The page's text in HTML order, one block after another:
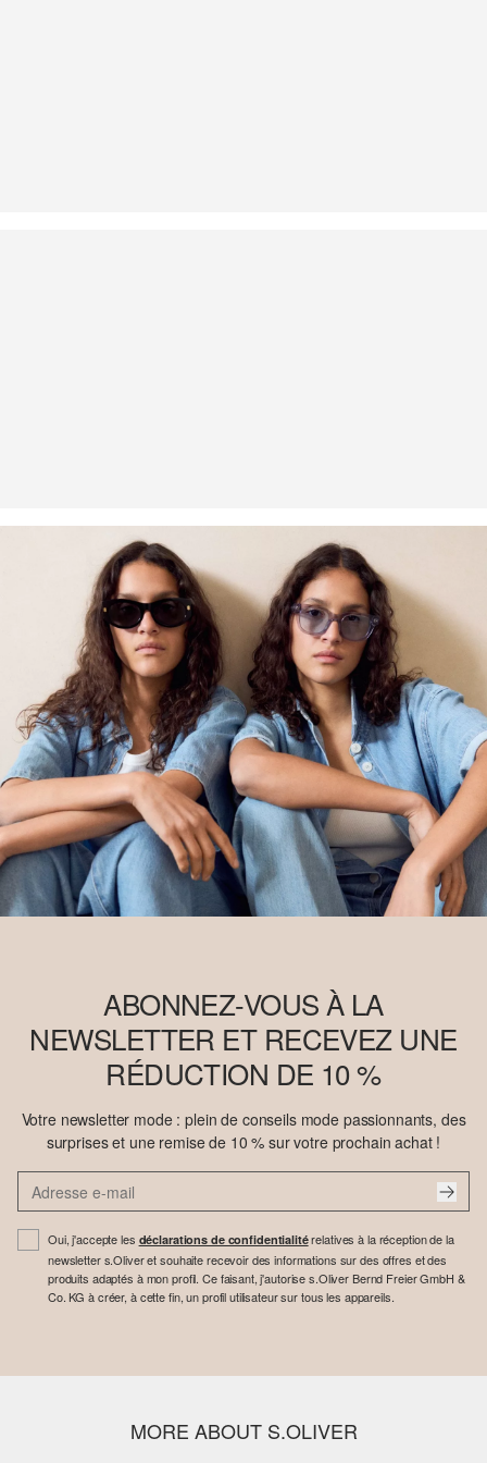
ABONNEZ-VOUS À LA
NEWSLETTER ET RECEVEZ UNE
RÉDUCTION DE 10 %
Votre newsletter mode : plein de conseils mode passionnants, des
surprises et une remise de 10 % sur votre prochain achat !
Oui, j'accepte les déclarations de confidentialitérelatives à la réception de la
newsletter s.Oliver et souhaite recevoir des informations sur des offres et des
produits adaptés à mon profil. Ce faisant, j'autorise s.Oliver Bernd Freier GmbH &
Co. KG à créer, à cette fin, un profil utilisateur sur tous les appareils.
MORE ABOUT S.OLIVER